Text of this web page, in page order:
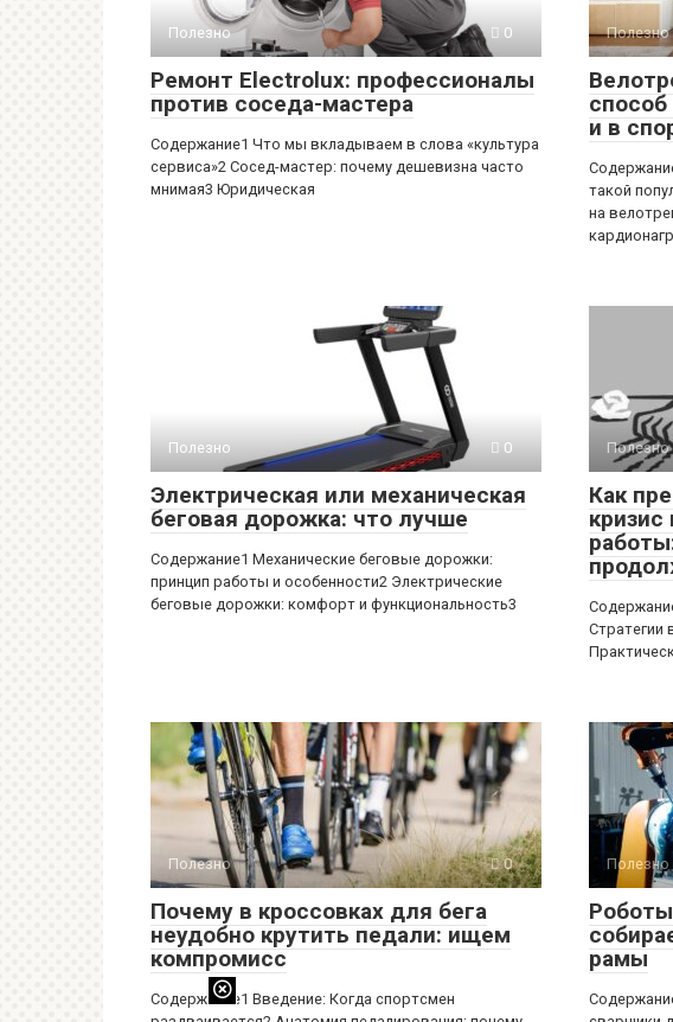
Полезно 0
Ремонт Electrolux: профессионалы
против соседа-мастера
Содержание1 Что мы вкладываем в слова «культура
сервиса»2 Сосед-мастер: почему дешевизна часто
мнимая3 Юридическая
Полезно
и в
такой
на
Полезно 0
Электрическая или механическая
беговая дорожка: что лучше
Содержание1 Механические беговые дорожки:
принцип работы и особенности2 Электрические
беговые дорожки: комфорт и функциональность3
Полезно
Как
кризис
Стратегии
Полезно 0
Почему в кроссовках для бега
неудобно крутить педали: ищем
компромисс
Содержание1 Введение: Когда спортсмен
Полезно
рамы